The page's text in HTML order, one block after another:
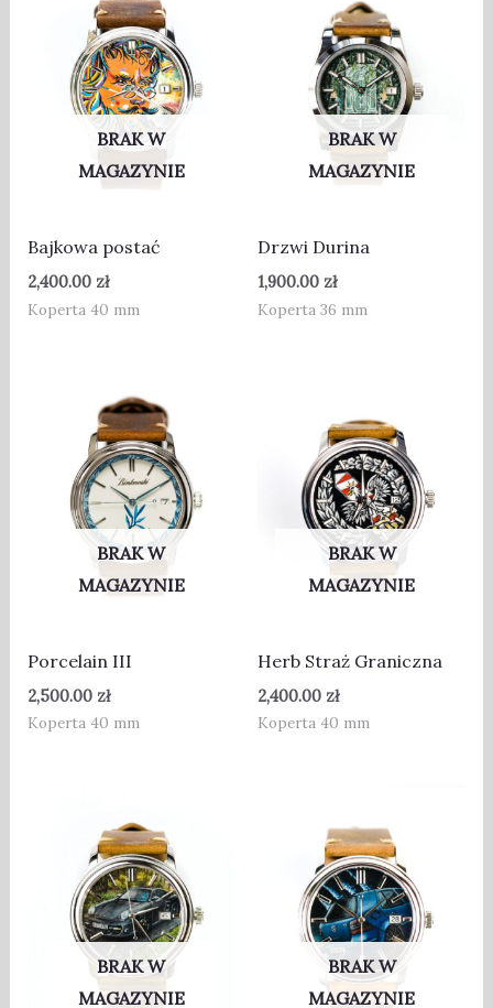
BRAK W
MAGAZYNIE
Bajkowa postać
2,400.00 zł
Koperta 40 mm
BRAK W
MAGAZYNIE
Drzwi Durina
1,900.00 zł
Koperta 36 mm
BRAK W
MAGAZYNIE
Porcelain III
2,500.00 zł
Koperta 40 mm
BRAK W
MAGAZYNIE
Herb Straż Graniczna
2,400.00 zł
Koperta 40 mm
BRAK W
MAGAZYNIE
BRAK W
MAGAZYNIE